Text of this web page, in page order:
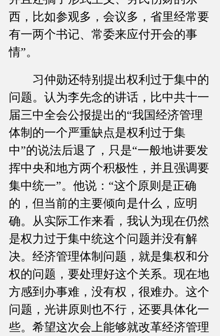
西，比如参观多，会议多，省里经常要
有一两个书记、常委来应付开会的事
情”。
习仲勋还特别提出权利过于集中的
问题。认为李先念的讲话，比中共十一
届三中全会公报提出的“我国经济管理
体制的一个严重缺点是权利过于集
中”的说法后退了，只是“一般地讲要发
挥中央和地方两个积极性，并且强调要
集中统一”。他说：“这个原则是正确
的，但当前的主要倾向是什么，应明
确。从实际工作来看，我认为现在仍然
是权力过于集中统这个问题并没有解
决。经济管理体制问题，就是集权和分
权的问题，要处理好这个关系。现在地
方感到办事难，没有权，很难办。这个
问题，光讲原则也不行，还要具体化一
些。希望这次会上能够就改革经济管理